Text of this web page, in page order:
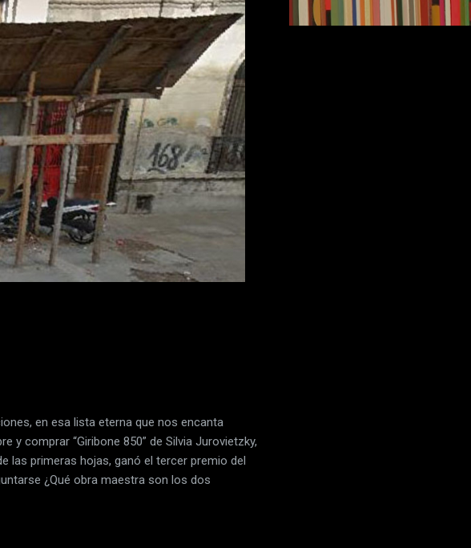
en esa lista eterna que nos encanta
y comprar “Giribone 850” de Silvia Jurovietzky,
las primeras hojas, ganó el tercer premio del
¿Qué obra maestra son los dos